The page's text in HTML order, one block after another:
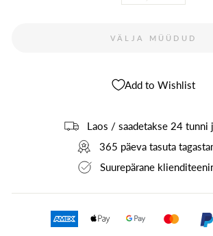
VÄLJA MÜÜDUD
Add to Wishlist
Laos / saadetakse 24 tunni
365 päeva tasuta
Suurepärane